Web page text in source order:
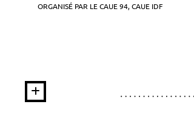
ORGANISÉ PAR LE CAUE 94, CAUE IDF